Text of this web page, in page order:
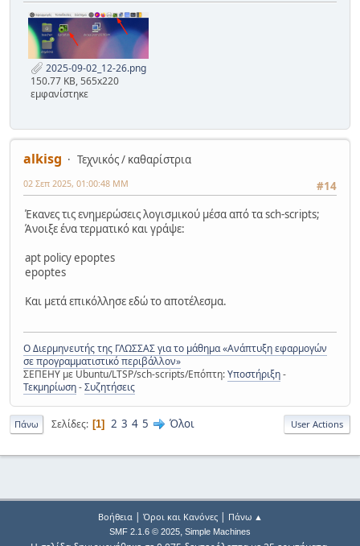
2025-09-02_12-26.png
150.77 KB, 565x220
εμφανίστηκε
alkisg
Τεχνικός / καθαρίστρια
#14
02 Σεπ 2025, 01:00:48 ΜΜ
Έκανες τις ενημερώσεις λογισμικού μέσα από τα sch-scripts;
Άνοιξε ένα τερματικό και γράψε:
apt policy epoptes
epoptes
Και μετά επικόλλησε εδώ το αποτέλεσμα.
Ο Διερμηνευτής της ΓΛΩΣΣΑΣ για το μάθημα «Ανάπτυξη εφαρμογών
σε προγραμματιστικό περιβάλλον»
ΣΕΠΕΗΥ με Ubuntu/LTSP/sch-scripts/Επόπτη:Υποστήριξη-
Τεκμηρίωση-Συζητήσεις
Πάνω Σελίδες 1 2 3 4 5 Όλοι User Actions
Βοήθεια| Όροι και Κανόνες| Πάνω ▲
SMF 2.1.6 © 2025, Simple Machines